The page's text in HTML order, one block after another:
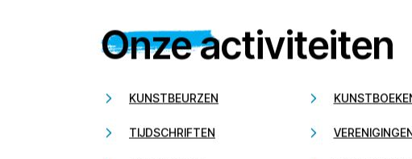
Onze activiteiten
KUNSTBEURZEN
TIJDSCHRIFTEN